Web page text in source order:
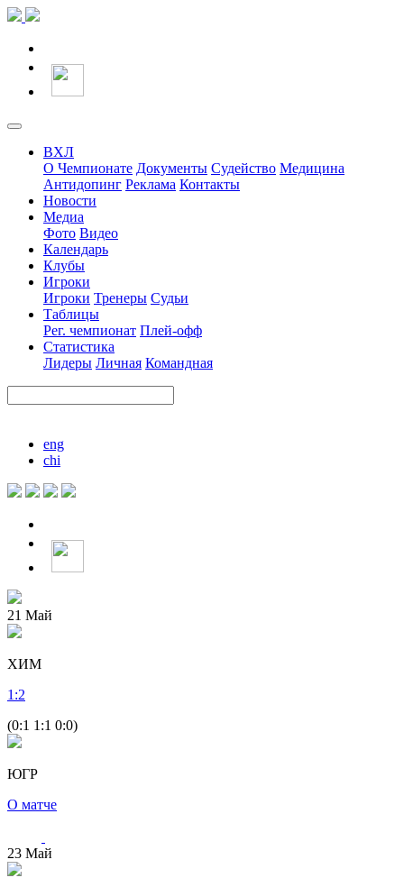
ВХЛ
О Чемпионате Документы Судейство Медицина
Антидопинг Реклама Контакты
Новости
Медиа
Фото Видео
Календарь
Клубы
Игроки
Игроки Тренеры Судьи
Таблицы
Рег. чемпионат Плей-офф
Статистика
Лидеры Личная Командная
eng
chi
21 Май
ХИМ
1 :2
(0:1 1:1 0:0)
ЮГР
О матче
23 Май